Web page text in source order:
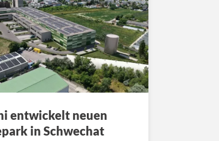
entwickelt neuen
in Schwechat